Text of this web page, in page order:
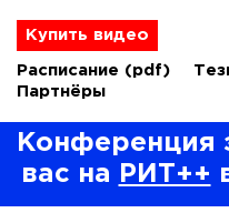
Купить видео
Расписание (pdf)
Партнёры
Конференция
вас на
РИТ++